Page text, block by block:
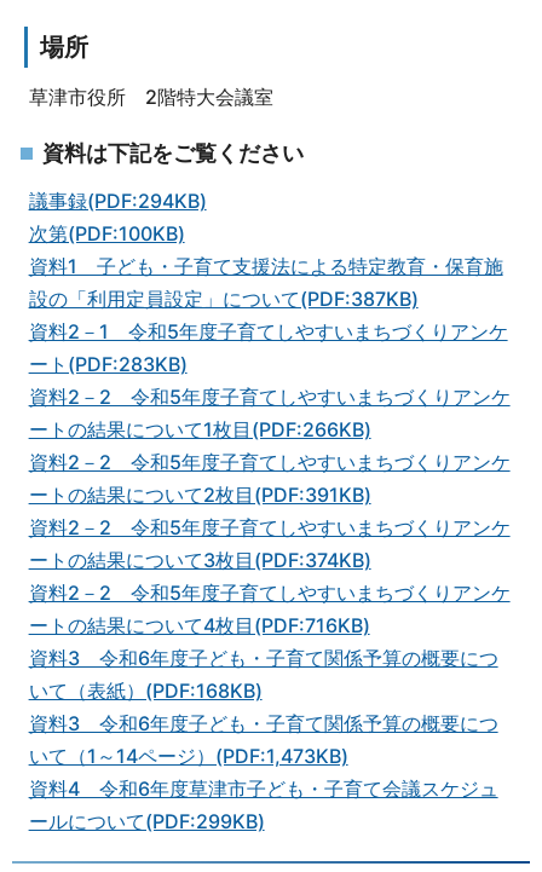
場所
草津市役所 2階特大会議室
資料は下記をご覧ください
議事録(PDF:294KB)
次第(PDF:100KB)
資料1 子ども・子育て支援法による特定教育・保育施
設の「利用定員設定」について(PDF:387KB)
資料2－1 令和5年度子育てしやすいまちづくりアンケ
ート(PDF:283KB)
資料2－2 令和5年度子育てしやすいまちづくりアンケ
ートの結果について1枚目(PDF:266KB)
資料2－2 令和5年度子育てしやすいまちづくりアンケ
ートの結果について2枚目(PDF:391KB)
資料2－2 令和5年度子育てしやすいまちづくりアンケ
ートの結果について3枚目(PDF:374KB)
資料2－2 令和5年度子育てしやすいまちづくりアンケ
ートの結果について4枚目(PDF:716KB)
資料3 令和6年度子ども・子育て関係予算の概要につ
いて（表紙）(PDF:168KB)
資料3 令和6年度子ども・子育て関係予算の概要につ
いて（1～14ページ）(PDF:1,473KB)
資料4 令和6年度草津市子ども・子育て会議スケジュ
ールについて(PDF:299KB)